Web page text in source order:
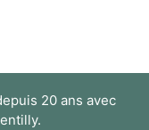
20 ans avec